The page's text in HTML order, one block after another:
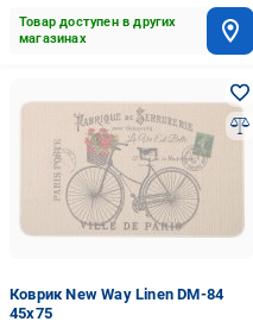
Товар доступен в других
магазинах
Коврик New Way Linen DM-84
45x75